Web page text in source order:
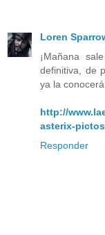
Loren
¡Mañana
definitiva, de
ya la
http://
asterix-
Responder